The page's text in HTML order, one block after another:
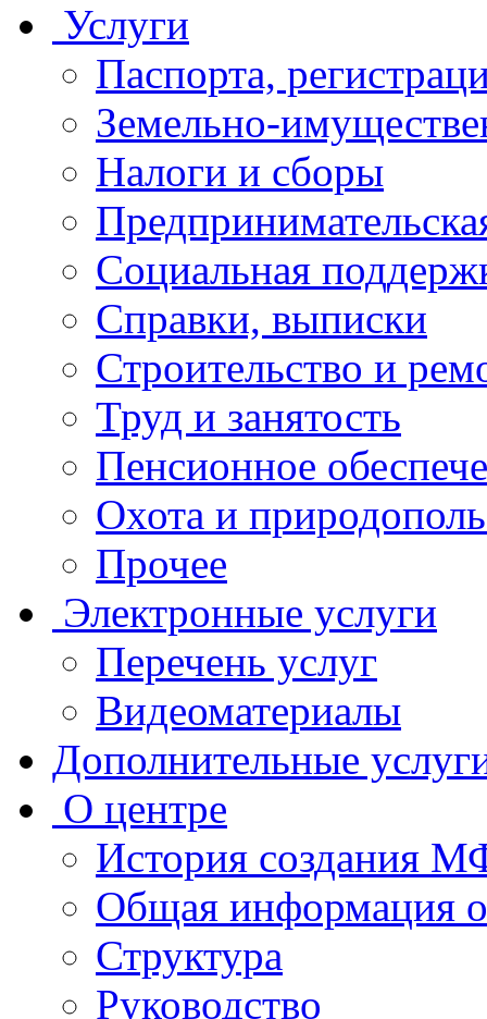
Услуги
Паспорта,
Земельно-
Налоги и сборы
Социальная
Справки, выписки
Строительство и
Труд и занятость
Пенсионное
Охота и
Прочее
Электронные услуги
Перечень услуг
Видеоматериалы
Дополнительные
О центре
История создания
Общая
Структура
Руководство